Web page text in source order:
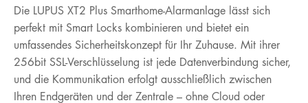
Die LUPUS XT2 Plus Smarthome-Alarmanlage lässt sich
perfekt mit Smart Locks kombinieren und bietet ein
umfassendes Sicherheitskonzept für Ihr Zuhause. Mit ihrer
256bit SSL-Verschlüsselung ist jede Datenverbindung sicher,
und die Kommunikation erfolgt ausschließlich zwischen
Ihren Endgeräten und der Zentrale – ohne Cloud oder